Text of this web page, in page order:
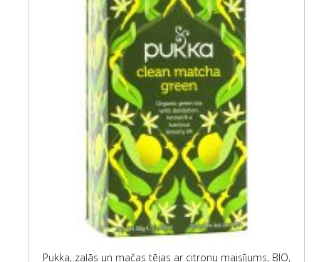
Pukka, zaļās un mačas tējas ar citronu maisījums, BIO,